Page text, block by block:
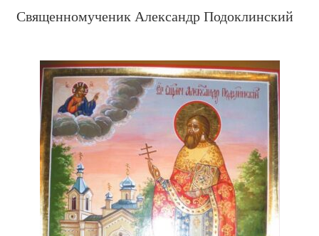
Священномученик Александр Подоклинский